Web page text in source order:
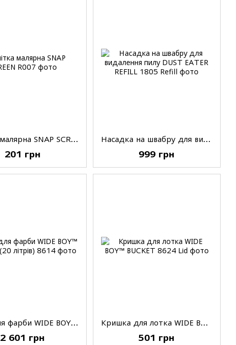
Решітка малярна SNAP SCREEN, 10'(25,4см), 10'(25,4см)
201 грн
Насадка на швабру для видалення пилу DUST EATER REFILL
999 грн
Відро для фарби WIDE BOY™ BUCKET (20 літрів)
2 601 грн
Кришка для лотка WIDE BOY™ BUCKET
501 грн